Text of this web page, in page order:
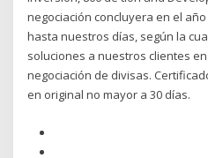
negociación concluyera en el
hasta nuestros días, según la
soluciones a nuestros clientes
negociación de divisas.
en original no mayor a 30 días.